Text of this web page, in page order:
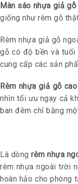
Màn sáo nhựa giả gỗ
giống như rèm gỗ
Rèm nhựa giả gỗ
gỗ có độ bền và tuổi
cung cấp các sản
Rèm nhựa giả gỗ
nhìn tối ưu ngay cả
ban đêm chỉ bằng
Là dòngrèm nhựa
rèm nhựa ngoài trời
hoàn hảo cho phòng